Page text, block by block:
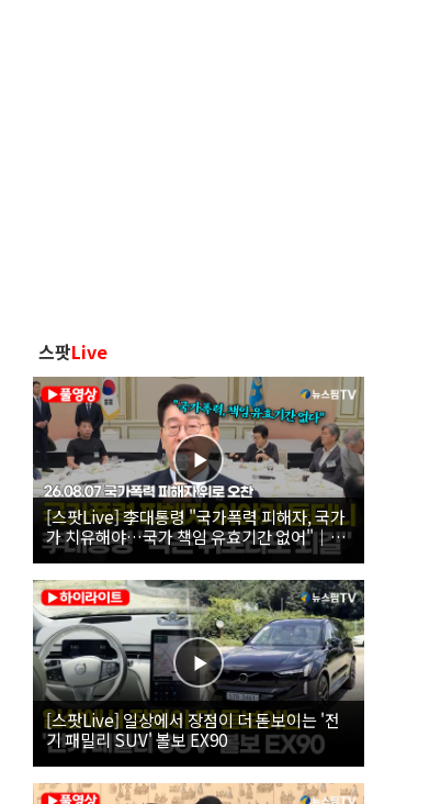
스팟Live
[스팟Live] 李대통령 "국가폭력 피해자, 국가
가 치유해야…국가 책임 유효기간 없어"｜
26.08.07 국가폭력 피해자 위로 오찬
[스팟Live] 일상에서 장점이 더 돋보이는 '전
기 패밀리 SUV' 볼보 EX90